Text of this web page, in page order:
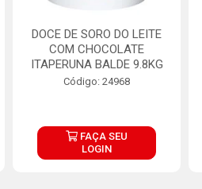
DOCE DE SORO DO LEITE
COM CHOCOLATE
ITAPERUNA BALDE 9.8KG
Código: 24968
FAÇA SEU
LOGIN